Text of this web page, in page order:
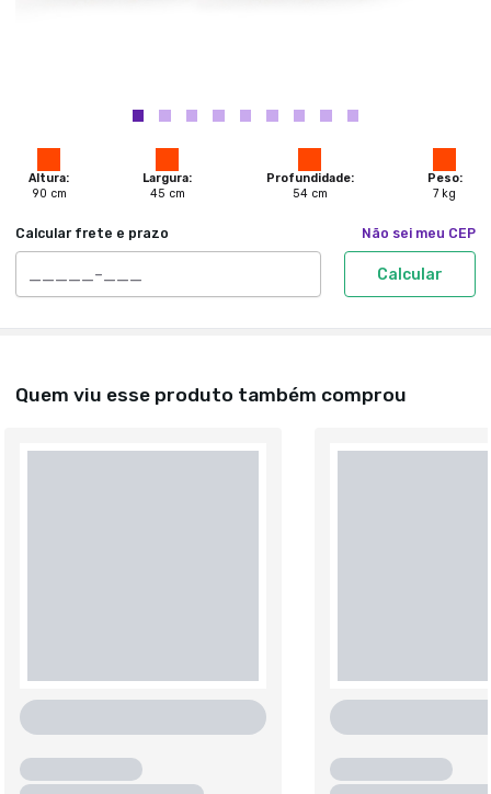
Altura:
90 cm
Largura:
45 cm
Profundidade:
54cm
Peso:
7 kg
Calcular frete e prazo Não sei meu CEP
Calcular
Quem viu esse produto também comprou